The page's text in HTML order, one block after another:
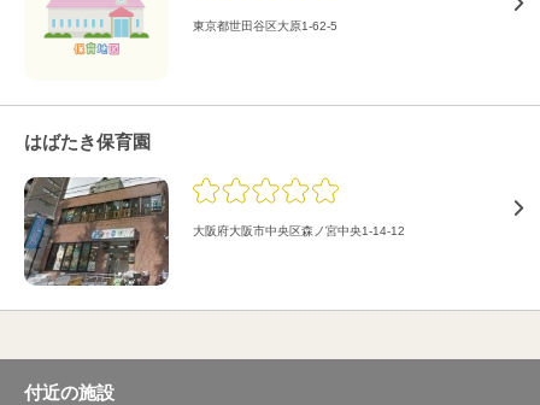
東京都世田谷区大原1-62-5
はばたき保育園
大阪府大阪市中央区森ノ宮中央1-14-12
付近の施設